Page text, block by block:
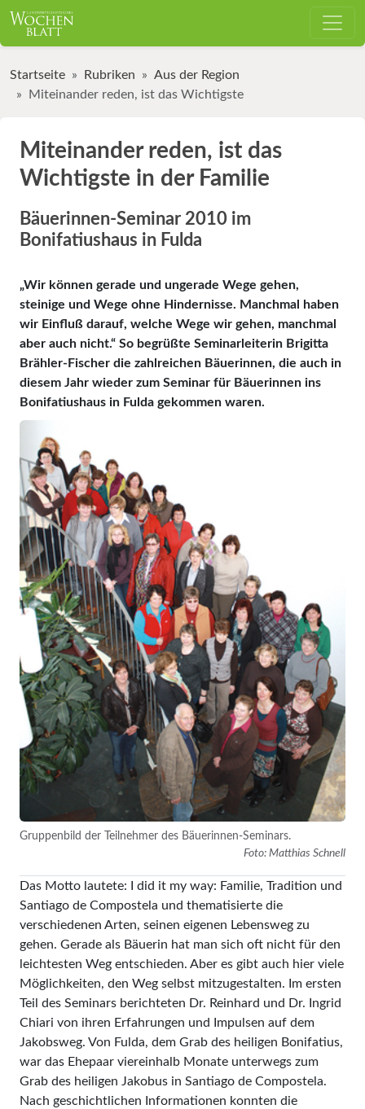
Startseite Rubriken
Aus der Region
Miteinander reden, ist das Wichtigste
Miteinander reden, ist das
Wichtigste in der Familie
Bäuerinnen-Seminar 2010 im
Bonifatiushaus in Fulda
„Wir können gerade und ungerade Wege gehen,
steinige und Wege ohne Hindernisse. Manchmal haben
wir Einfluß darauf, welche Wege wir gehen, manchmal
aber auch nicht.“ So begrüßte Seminarleiterin Brigitta
Brähler-Fischer die zahlreichen Bäuerinnen, die auch in
diesem Jahr wieder zum Seminar für Bäuerinnen ins
Bonifatiushaus in Fulda gekommen waren.
Gruppenbild der Teilnehmer des Bäuerinnen-Seminars.
Foto: Matthias Schnell
Das Motto lautete: I did it my way: Familie, Tradition und
Santiago de Compostela und thematisierte die
verschiedenen Arten, seinen eigenen Lebensweg zu
gehen. Gerade als Bäuerin hat man sich oft nicht für den
leichtesten Weg entschieden. Aber es gibt auch hier viele
Möglichkeiten, den Weg selbst mitzugestalten. Im ersten
Teil des Seminars berichteten Dr. Reinhard und Dr. Ingrid
Chiari von ihren Erfahrungen und Impulsen auf dem
Jakobsweg. Von Fulda, dem Grab des heiligen Bonifatius,
war das Ehepaar viereinhalb Monate unterwegs zum
Grab des heiligen Jakobus in Santiago de Compostela.
Nach geschichtlichen Informationen konnten die